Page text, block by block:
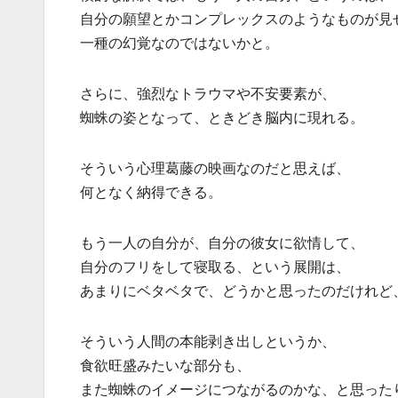
自分の願望とかコンプレックスのようなものが見
一種の幻覚なのではないかと。
さらに、強烈なトラウマや不安要素が、
蜘蛛の姿となって、ときどき脳内に現れる。
そういう心理葛藤の映画なのだと思えば、
何となく納得できる。
もう一人の自分が、自分の彼女に欲情して、
自分のフリをして寝取る、という展開は、
あまりにベタベタで、どうかと思ったのだけれど、
そういう人間の本能剥き出しというか、
食欲旺盛みたいな部分も、
また蜘蛛のイメージにつながるのかな、と思った